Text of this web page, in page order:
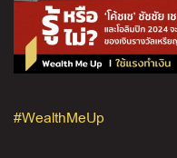
#WealthMeUp